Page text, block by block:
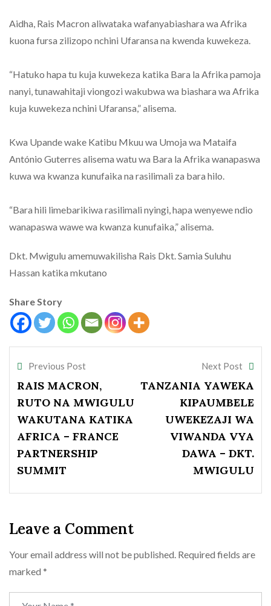
Aidha, Rais Macron aliwataka wafanyabiashara wa Afrika
kuona fursa zilizopo nchini Ufaransa na kwenda kuwekeza.
“Hatuko hapa tu kuja kuwekeza katika Bara la Afrika pamoja
nanyi, tunawahitaji viongozi wakubwa wa biashara wa Afrika
kuja kuwekeza nchini Ufaransa,” alisema.
Kwa Upande wake Katibu Mkuu wa Umoja wa Mataifa
António Guterres alisema watu wa Bara la Afrika wanapaswa
kuwa wa kwanza kunufaika na rasilimali za bara hilo.
“Bara hili limebarikiwa rasilimali nyingi, hapa wenyewe ndio
wanapaswa wawe wa kwanza kunufaika,” alisema.
Dkt. Mwigulu amemuwakilisha Rais Dkt. Samia Suluhu
Hassan katika mkutano
Share Story
Previous Post
RAIS MACRON,
RUTO NA MWIGULU
WAKUTANA KATIKA
AFRICA – FRANCE
PARTNERSHIP
SUMMIT
Next Post
TANZANIA YAWEKA
KIPAUMBELE
UWEKEZAJI WA
VIWANDA VYA
DAWA – DKT.
MWIGULU
Leave a Comment
Your email address will not be published. Required fields are
marked *